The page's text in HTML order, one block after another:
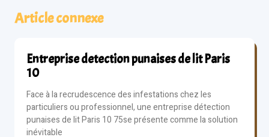
Article connexe
Entreprise detection punaises de lit Paris
10
Face à la recrudescence des infestations chez les
particuliers ou professionnel, une entreprise détection
punaises de lit Paris 10 75se présente comme la solution
inévitable